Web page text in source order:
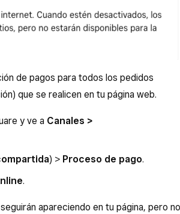
de pagos para todos los pedidos
que se realicen en tu página web.
y ve a Canales >
) > Proceso de pago.
.
apareciendo en tu página, pero no